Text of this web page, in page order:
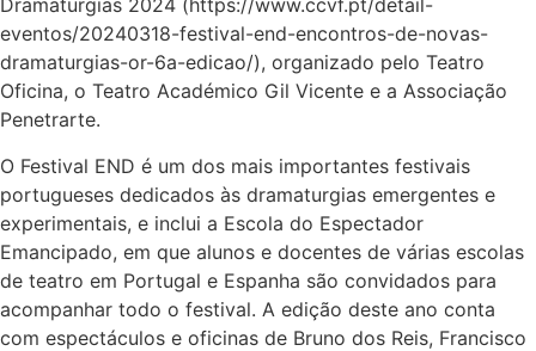
Dramaturgias 2024 (https://www.ccvf.pt/detail-
eventos/20240318-festival-end-encontros-de-novas-
dramaturgias-or-6a-edicao/), organizado pelo Teatro
Oficina, o Teatro Académico Gil Vicente e a Associação
Penetrarte.
O Festival END é um dos mais importantes festivais
portugueses dedicados às dramaturgias emergentes e
experimentais, e inclui a Escola do Espectador
Emancipado, em que alunos e docentes de várias escolas
de teatro em Portugal e Espanha são convidados para
acompanhar todo o festival. A edição deste ano conta
com espectáculos e oficinas de Bruno dos Reis, Francisco